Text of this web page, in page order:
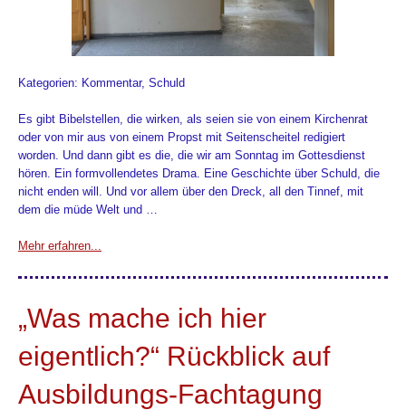
Kategorien: Kommentar, Schuld
Es gibt Bibelstellen, die wirken, als seien sie von einem Kirchenrat
oder von mir aus von einem Propst mit Seitenscheitel redigiert
worden. Und dann gibt es die, die wir am Sonntag im Gottesdienst
hören. Ein formvollendetes Drama. Eine Geschichte über Schuld, die
nicht enden will. Und vor allem über den Dreck, all den Tinnef, mit
dem die müde Welt und …
Mehr erfahren...
„Was mache ich hier
eigentlich?“ Rückblick auf
Ausbildungs-Fachtagung